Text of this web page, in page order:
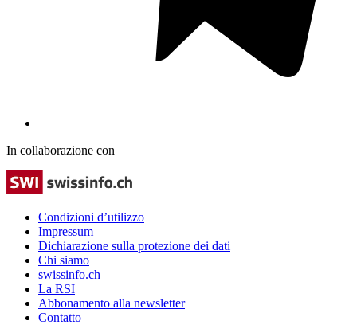
In collaborazione con
Condizioni d’utilizzo
Impressum
Dichiarazione sulla protezione dei dati
Chi siamo
swissinfo.ch
La RSI
Abbonamento alla newsletter
Contatto